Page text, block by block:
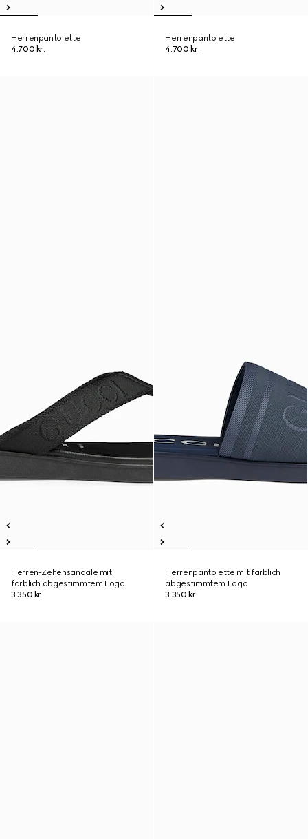
Herrenpantolette
4.700 kr.
Herrenpantolette
4.700 kr.
Herren-Zehensandale mit
farblich abgestimmtem Logo
3.350 kr.
Herrenpantolette mit farblich
abgestimmtem Logo
3.350 kr.